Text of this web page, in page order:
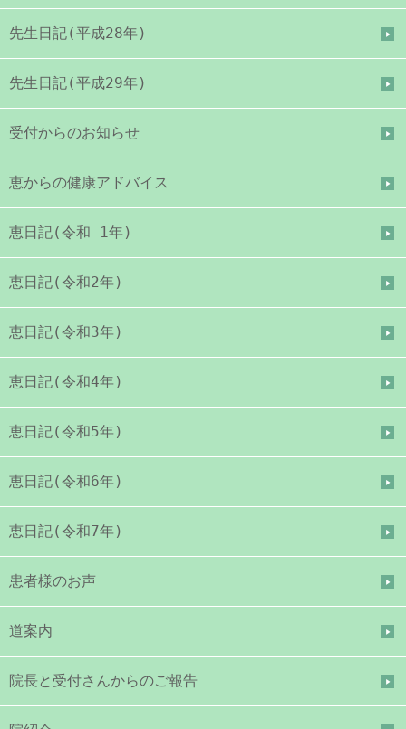
先生日記(平成28年)
先生日記(平成29年)
受付からのお知らせ
恵からの健康アドバイス
恵日記(令和 1年)
恵日記(令和2年)
恵日記(令和3年)
恵日記(令和4年)
恵日記(令和5年)
恵日記(令和6年)
恵日記(令和7年)
患者様のお声
道案内
院長と受付さんからのご報告